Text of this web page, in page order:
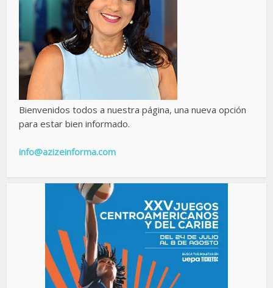
Bienvenidos todos a nuestra página, una nueva opción
para estar bien informado.
info@azizeinforma.com